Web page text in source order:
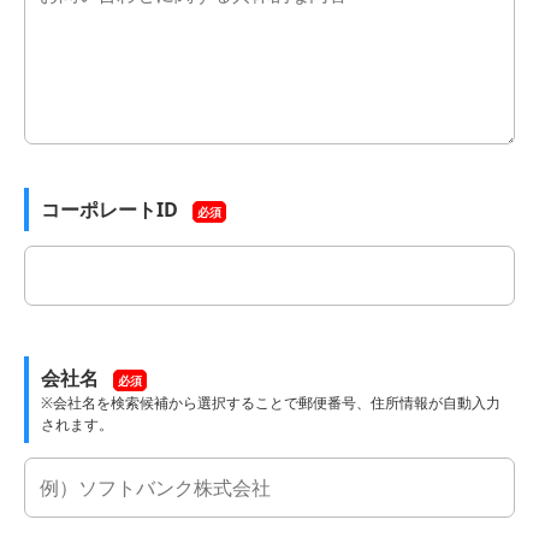
コーポレートID 必須
会社名 必須
※会社名を検索候補から選択することで郵便番号、住所情報が自動入力
されます。